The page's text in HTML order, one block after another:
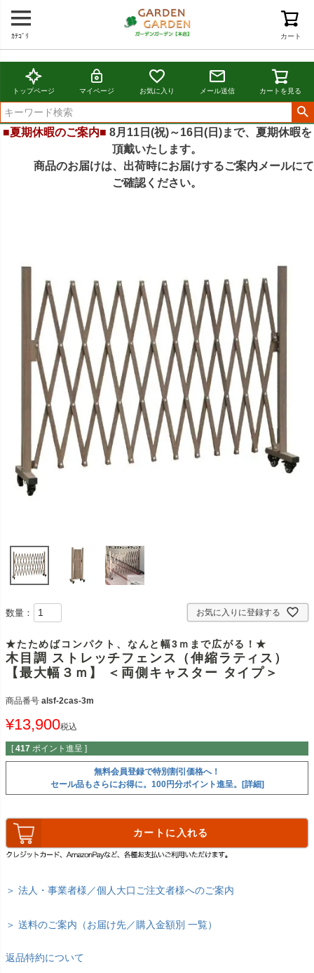
カート
ｶﾃｺﾞﾘ
トップページ マイページ お気に入り メール送信 カートを見る
■夏期休暇のご案内■ 8月11日(祝)～16日(日)まで、夏期休暇を
頂戴いたします。
商品のお届けは、出荷時にお届けするご案内メールにて
ご確認ください。
お気に入りに登録する
数量：
★たためばコンパクト、なんと幅3ｍまで広がる！★
木目調 ストレッチフェンス（伸縮ラティス）
【最大幅３ｍ】 ＜両側キャスター タイプ＞
商品番号 alsf-2cas-3m
¥13,900税込
[ 417 ポイント進呈 ]
無料会員登録で特別割引価格へ！
セール品もさらにお得に。100円分ポイント進呈。[詳細]
カートに入れる
＞ 法人・事業者様／個人大口ご注文者様へのご案内
＞ 送料のご案内（お届け先／購入金額別 一覧）
返品特約について